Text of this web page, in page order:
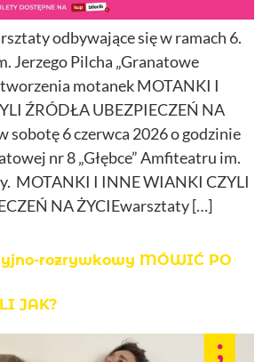
odbywające się w ramach 6.
Jerzego Pilcha „Granatowe
motanek MOTANKI I
ŹRÓDŁA UBEZPIECZEŃ NA
sobotę 6 czerwca 2026 o godzinie
nr 8 „Głębce” Amfiteatru im.
MOTANKI I INNE WIANKI CZYLI
NA ŻYCIEwarsztaty […]
rozrywkowy MÓWIĆ PO
JAK?